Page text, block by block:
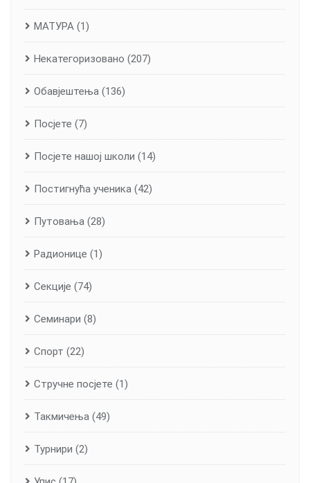
МАТУРА (1)
Некатегоризовано (207)
Обавјештења (136)
Посјете (7)
Посјете нашој школи (14)
Постигнућа ученика (42)
Путовања (28)
Радионице (1)
Секције (74)
Семинари (8)
Спорт (22)
Стручне посјете (1)
Такмичења (49)
Турнири (2)